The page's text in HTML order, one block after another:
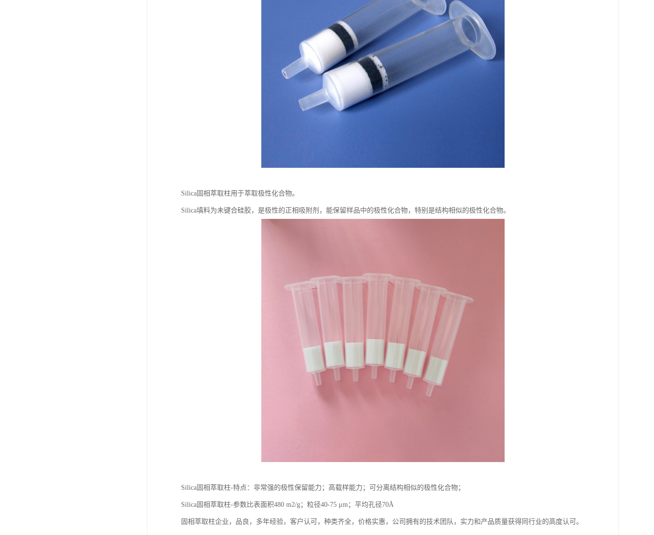
Silica固相萃取柱用于萃取极性化合物。
Silica填料为未键合硅胶，是极性的正相吸附剂，能保留样品中的极性化合物，特别是结构相似的极性化合物。
Silica固相萃取柱-特点：非常强的极性保留能力；高载样能力；可分离结构相似的极性化合物；
Silica固相萃取柱-参数比表面积480 m2/g；粒径40-75 μm；平均孔径70Å
固相萃取柱企业，品良，多年经验，客户认可，种类齐全，价格实惠，公司拥有的技术团队，实力和产品质量获得同行业的高度认可。